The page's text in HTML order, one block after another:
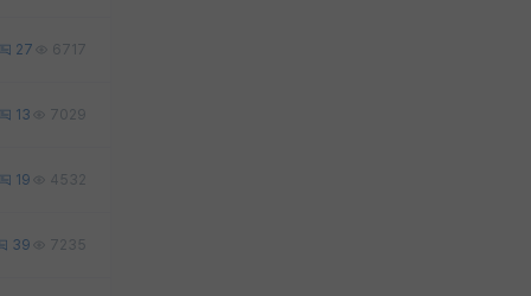
27 6717
13 7029
19 4532
39 7235